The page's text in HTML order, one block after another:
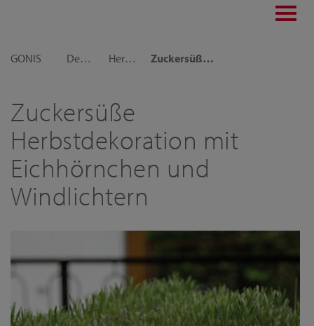
GONIS
Dekoideen Herbst-Ideen Zuckersüße Herbstdekoration mit Eichhörnchen und Windlichtern
Zuckersüße
Herbstdekoration mit
Eichhörnchen und
Windlichtern